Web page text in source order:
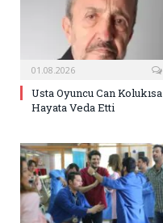
01.08.2026
Usta Oyuncu Can Kolukısa
Hayata Veda Etti